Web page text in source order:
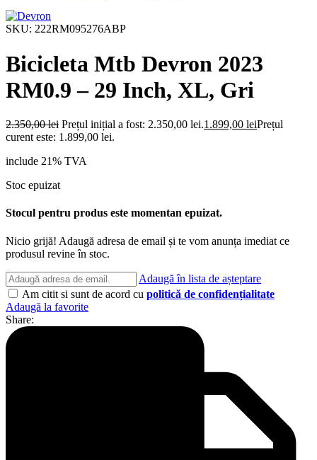
SKU: 222RM095276ABP
Bicicleta Mtb Devron 2023
RM0.9 – 29 Inch, XL, Gri
2.350,00lei Prețul inițial a fost: 2.350,00 lei.1.899,00 leiPrețul
curent este: 1.899,00 lei.
include 21% TVA
Stoc epuizat
Stocul pentru produs este momentan epuizat.
Nicio grijă! Adaugă adresa de email și te vom anunța imediat ce
produsul revine în stoc.
Adaugă în lista de așteptare
Am citit si sunt de acord cu politică de confidențialitate
Adaugă la favorite
Share: